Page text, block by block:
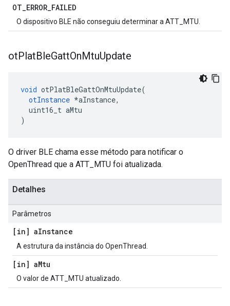
OT_ERROR_FAILED
O dispositivo BLE não conseguiu determinar a ATT_MTU.
otPlatBleGattOnMtuUpdate
void otPlatBleGattOnMtuUpdate(
otInstance *aInstance,
uint16_t aMtu
)
O driver BLE chama esse método para notificar o
OpenThread que a ATT_MTU foi atualizada.
Detalhes
Parâmetros
[in] aInstance
A estrutura da instância do OpenThread.
[in] aMtu
O valor de ATT_MTU atualizado.